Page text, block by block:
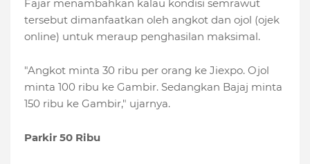
Fajar menambahkan kalau kondisi semrawut
tersebut dimanfaatkan oleh angkot dan ojol (ojek
online) untuk meraup penghasilan maksimal.
"Angkot minta 30 ribu per orang ke Jiexpo. Ojol
minta 100 ribu ke Gambir. Sedangkan Bajaj minta
150 ribu ke Gambir," ujarnya.
Parkir 50 Ribu